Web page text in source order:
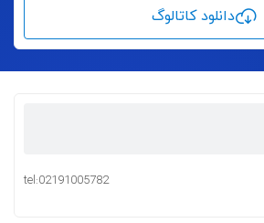
دانلود کاتالوگ
tel:02191005782